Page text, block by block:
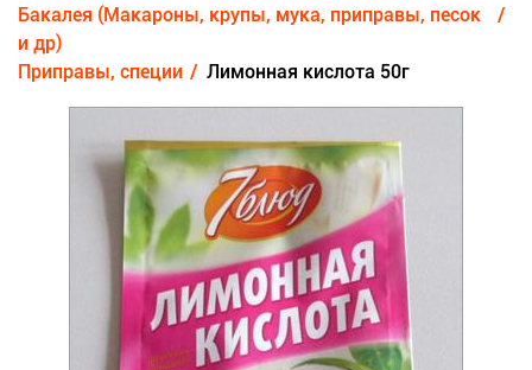
Бакалея (Макароны, крупы, мука, приправы, песок
и др)
Приправы, специи
Лимонная кислота 50г